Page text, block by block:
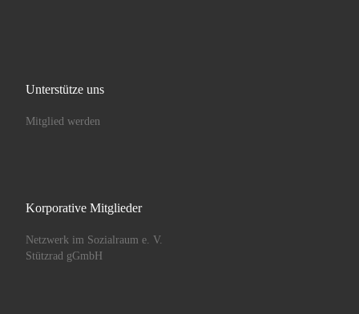
Unterstütze uns
Mitglied werden
Korporative Mitglieder
Netzwerk im Sozialraum e. V.
Stützrad gGmbH